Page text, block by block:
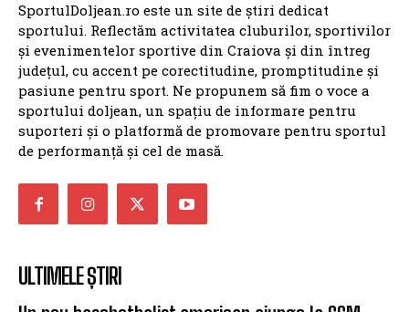
SportulDoljean.ro este un site de știri dedicat
sportului. Reflectăm activitatea cluburilor, sportivilor
și evenimentelor sportive din Craiova și din întreg
județul, cu accent pe corectitudine, promptitudine și
pasiune pentru sport. Ne propunem să fim o voce a
sportului doljean, un spațiu de informare pentru
suporteri și o platformă de promovare pentru sportul
de performanță și cel de masă.
ULTIMELE ȘTIRI